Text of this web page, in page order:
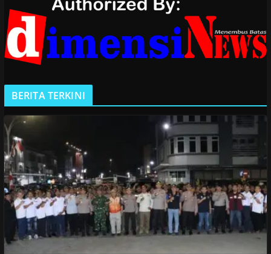
BERITA TERKINI